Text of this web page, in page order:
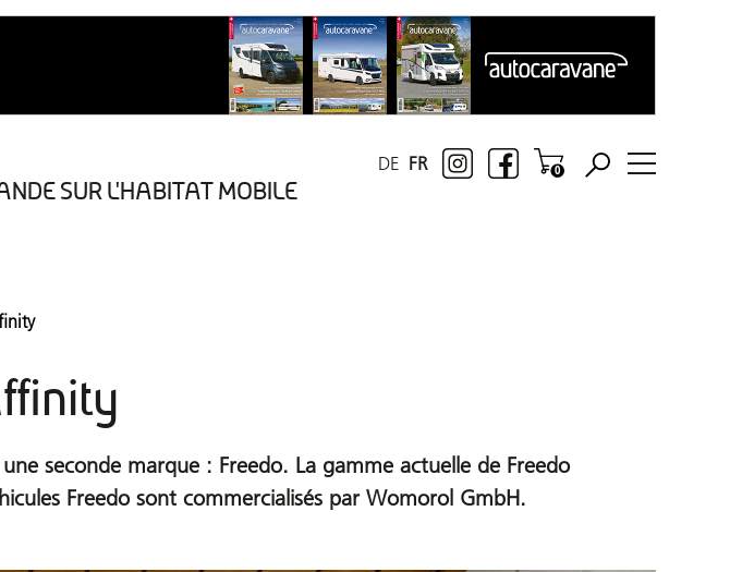
SUR L'HABITAT MOBILE
FR
DE
seconde marque : Freedo. La gamme actuelle de Freedo
Freedo sont commercialisés par Womorol GmbH.